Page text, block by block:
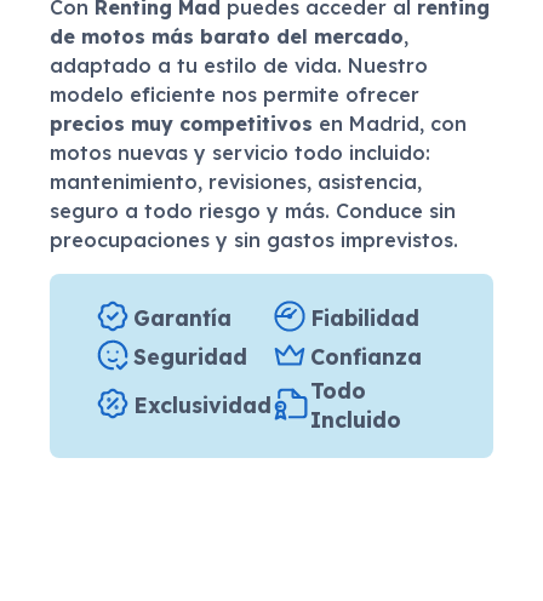
Con Renting Mad puedes acceder al renting
de motos más barato del mercado,
adaptado a tu estilo de vida. Nuestro
modelo eficiente nos permite ofrecer
precios muy competitivos en Madrid, con
motos nuevas y servicio todo incluido:
mantenimiento, revisiones, asistencia,
seguro a todo riesgo y más. Conduce sin
preocupaciones y sin gastos imprevistos.
Garantía
Fiabilidad
Seguridad
Confianza
Exclusividad
Todo
Incluido